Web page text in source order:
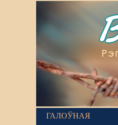
ГАЛОЎНАЯ